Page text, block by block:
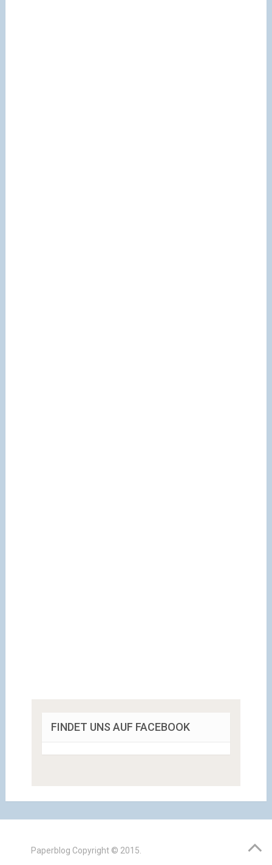
FINDET UNS AUF FACEBOOK
Paperblog Copyright © 2015.